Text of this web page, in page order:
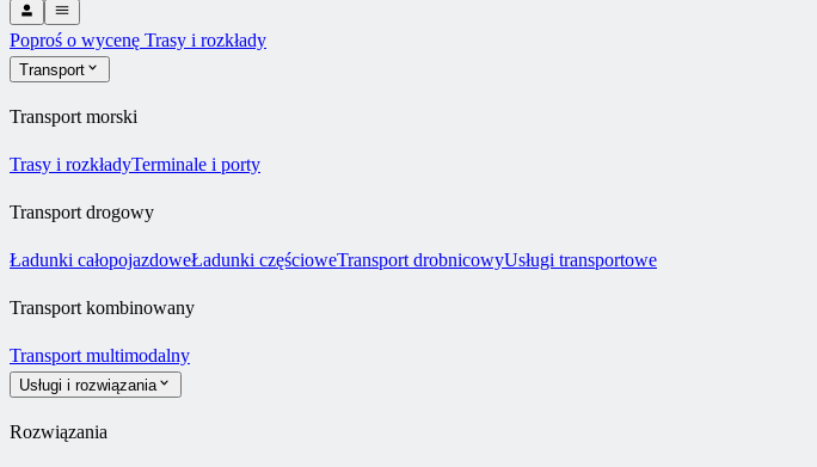
Poproś o wycenę Trasy i rozkłady
Transport
Transport morski
Trasy i rozkładyTerminale i porty
Transport drogowy
Ładunki całopojazdoweŁadunki częścioweTransport drobnicowyUsługi transportowe
Transport kombinowany
Transport multimodalny
Usługi i rozwiązania
Rozwiązania